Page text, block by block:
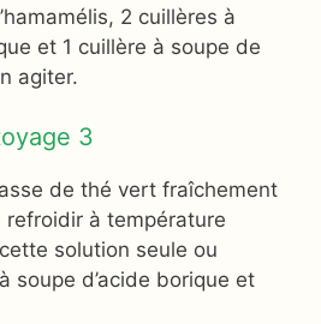
2 cuillères à
et 1 cuillère à soupe de
agiter.
3
de thé vert fraîchement
à température
solution seule ou
soupe d’acide borique et